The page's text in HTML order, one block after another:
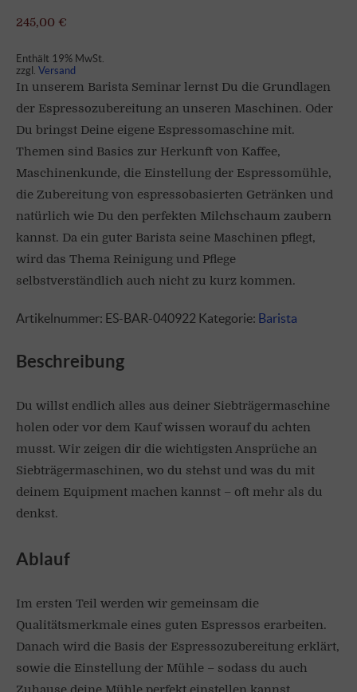
245,00 €
Enthält 19% MwSt.
zzgl. Versand
In unserem Barista Seminar lernst Du die Grundlagen
der Espressozubereitung an unseren Maschinen. Oder
Du bringst Deine eigene Espressomaschine mit.
Themen sind Basics zur Herkunft von Kaffee,
Maschinenkunde, die Einstellung der Espressomühle,
die Zubereitung von espressobasierten Getränken und
natürlich wie Du den perfekten Milchschaum zaubern
kannst. Da ein guter Barista seine Maschinen pflegt,
wird das Thema Reinigung und Pflege
selbstverständlich auch nicht zu kurz kommen.
Artikelnummer: ES-BAR-040922 Kategorie: Barista
Beschreibung
Du willst endlich alles aus deiner Siebträgermaschine
holen oder vor dem Kauf wissen worauf du achten
musst. Wir zeigen dir die wichtigsten Ansprüche an
Siebträgermaschinen, wo du stehst und was du mit
deinem Equipment machen kannst – oft mehr als du
denkst.
Ablauf
Im ersten Teil werden wir gemeinsam die
Qualitätsmerkmale eines guten Espressos erarbeiten.
Danach wird die Basis der Espressozubereitung erklärt,
sowie die Einstellung der Mühle – sodass du auch